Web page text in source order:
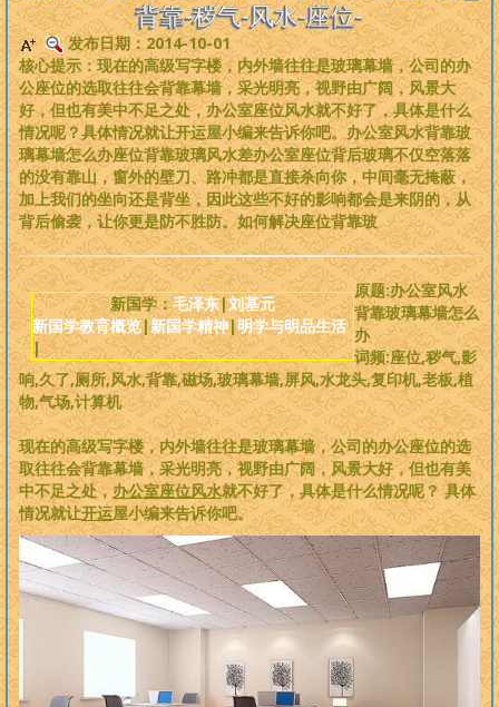
版权必读
刘基元
新国学理论
婴童教育
人性教育
居住教育
健身医学
基元学网
背靠-秽气-风水-座位-
发布日期：2014-10-01
核心提示：现在的高级写字楼，内外墙往往是玻璃幕墙，公司的办
公座位的选取往往会背靠幕墙，采光明亮，视野由广阔，风景大
好，但也有美中不足之处，办公室座位风水就不好了，具体是什么
情况呢？具体情况就让开运屋小编来告诉你吧。办公室风水背靠玻
璃幕墙怎么办座位背靠玻璃风水差办公室座位背后玻璃不仅空落落
的没有靠山，窗外的壁刀、路冲都是直接杀向你，中间毫无掩蔽，
加上我们的坐向还是背坐，因此这些不好的影响都会是来阴的，从
背后偷袭，让你更是防不胜防。如何解决座位背靠玻
新国学：毛泽东|刘基元
新国学教育概览|新国学精神|明学与明品生活
|
原题:办公室风水
背靠玻璃幕墙怎么
办
词频:座位,秽气,影
响,久了,厕所,风水,背靠,磁场,玻璃幕墙,屏风,水龙头,复印机,老板,植
物,气场,计算机
现在的高级写字楼，内外墙往往是玻璃幕墙，公司的办公座位的选
取往往会背靠幕墙，采光明亮，视野由广阔，风景大好，但也有美
中不足之处，办公室座位风水就不好了，具体是什么情况呢？ 具体
情况就让开运屋小编来告诉你吧。